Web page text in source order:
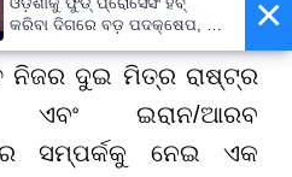
କୂଟନୈତିକ ସଫଳତା
ନିଜର ଦୁଇ ମିତ୍ର ରାଷ୍ଟ୍ର
ଏବଂ ଇରାନ/ଆରବ
ସମ୍ପର୍କକୁ ନେଇ ଏକ
×
କରିବା ଦିଗରେ ବଡ଼ ପଦକ୍ଷେପ, ୪୨